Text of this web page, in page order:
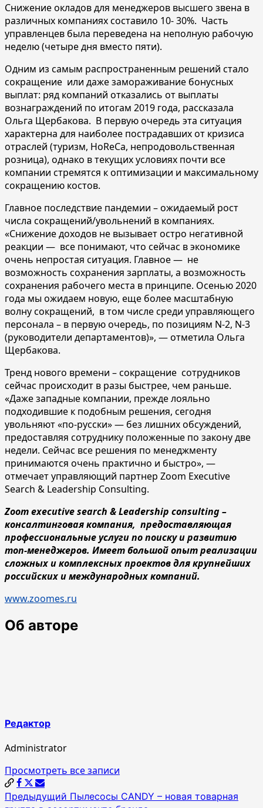
Снижение окладов для менеджеров высшего звена в
различных компаниях составило 10- 30%. Часть
управленцев была переведена на неполную рабочую
неделю (четыре дня вместо пяти).
Одним из самым распространенным решений стало
сокращение или даже замораживание бонусных
выплат: ряд компаний отказались от выплаты
вознаграждений по итогам 2019 года, рассказала
Ольга Щербакова. В первую очередь эта ситуация
характерна для наиболее пострадавших от кризиса
отраслей (туризм, HoReCa, непродовольственная
розница), однако в текущих условиях почти все
компании стремятся к оптимизации и максимальному
сокращению костов.
Главное последствие пандемии – ожидаемый рост
числа сокращений/увольнений в компаниях.
«Снижение доходов не вызывает остро негативной
реакции — все понимают, что сейчас в экономике
очень непростая ситуация. Главное — не
возможность сохранения зарплаты, а возможность
сохранения рабочего места в принципе. Осенью 2020
года мы ожидаем новую, еще более масштабную
волну сокращений, в том числе среди управляющего
персонала – в первую очередь, по позициям N-2, N-3
(руководители департаментов)», — отметила Ольга
Щербакова.
Тренд нового времени – сокращение сотрудников
сейчас происходит в разы быстрее, чем раньше.
«Даже западные компании, прежде лояльно
подходившие к подобным решения, сегодня
увольняют «по-русски» — без лишних обсуждений,
предоставляя сотруднику положенные по закону две
недели. Сейчас все решения по менеджменту
принимаются очень практично и быстро», —
отмечает управляющий партнер Zoom Executive
Search & Leadership Consulting.
Zoom executive search & Leadership сonsulting –
консалтинговая компания, предоставляющая
профессиональные услуги по поиску и развитию
топ-менеджеров. Имеет большой опыт реализации
сложных и комплексных проектов для крупнейших
российских и международных компаний.
www.zoomes.ru
Об авторе
Редактор
Administrator
Просмотреть все записи
Навигация
Предыдущий Пылесосы CANDY – новая товарная